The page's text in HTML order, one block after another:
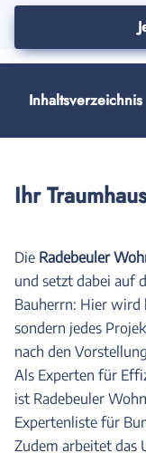
Inhaltsverzeichnis
Ihr
Die Radebeuler
und setzt dabei auf
Bauherrn: Hier wird
sondern jedes
nach den
Als Experten für
ist Radebeuler
Expertenliste für
Zudem arbeitet das